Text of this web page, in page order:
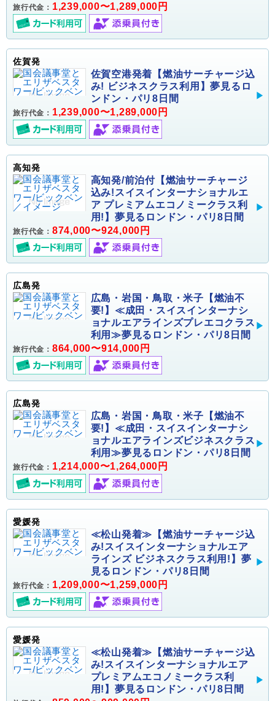
旅行代金： 1,239,000〜1,289,000円
佐賀発
佐賀空港発着【燃油サーチャージ込
み! ビジネスクラス利用】夢見るロ
ンドン・パリ8日間
旅行代金： 1,239,000〜1,289,000円
高知発
高知発/前泊付【燃油サーチャージ
込み!スイスインターナショナルエ
ア プレミアムエコノミークラス利
用!】夢見るロンドン・パリ8日間
旅行代金： 874,000〜924,000円
広島発
広島・岩国・鳥取・米子【燃油不
要!】≪成田・スイスインターナシ
ョナルエアラインズプレエコクラス
利用≫夢見るロンドン・パリ8日間
旅行代金： 864,000〜914,000円
広島発
広島・岩国・鳥取・米子【燃油不
要!】≪成田・スイスインターナシ
ョナルエアラインズビジネスクラス
利用≫夢見るロンドン・パリ8日間
旅行代金： 1,214,000〜1,264,000円
愛媛発
≪松山発着≫【燃油サーチャージ込
み!スイスインターナショナルエア
ラインズ ビジネスクラス利用!】夢
見るロンドン・パリ8日間
旅行代金： 1,209,000〜1,259,000円
愛媛発
≪松山発着≫【燃油サーチャージ込
み!スイスインターナショナルエア
プレミアムエコノミークラス利
用!】夢見るロンドン・パリ8日間